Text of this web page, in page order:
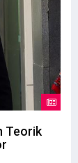
Teorik